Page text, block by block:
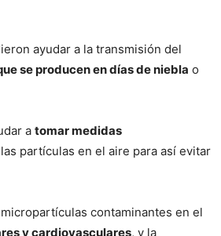
ayudar a la transmisión del
se producen en días de niebla o
a tomar medidas
partículas en el aire para así evitar
contaminantes en el
y cardiovasculares, y la